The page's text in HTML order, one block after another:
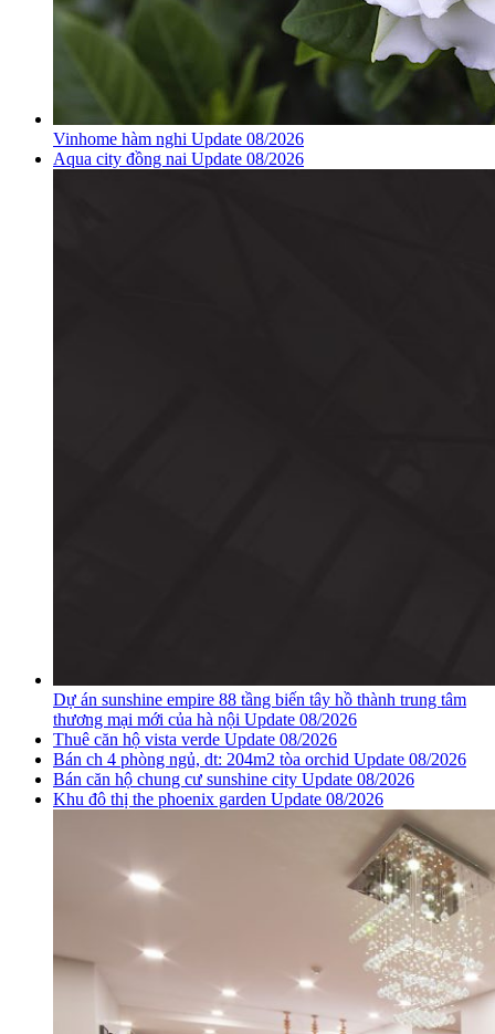
Vinhome hàm nghi Update 08/2026
Aqua city đồng nai Update 08/2026
Dự án sunshine empire 88 tầng biến tây hồ thành trung tâm
thương mại mới của hà nội Update 08/2026
Thuê căn hộ vista verde Update 08/2026
Bán ch 4 phòng ngủ, dt: 204m2 tòa orchid Update 08/2026
Bán căn hộ chung cư sunshine city Update 08/2026
Khu đô thị the phoenix garden Update 08/2026